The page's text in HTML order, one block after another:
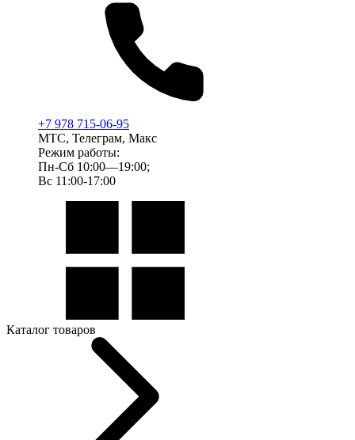
+7 978 715-06-95
МТС, Телеграм, Макс
Режим работы:
Пн-Сб 10:00—19:00;
Вс 11:00-17:00
Каталог товаров